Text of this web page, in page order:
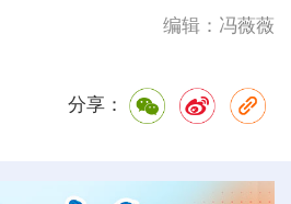
编辑：冯薇薇
分享：